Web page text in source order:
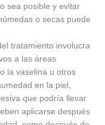
sea posible y evitar
o secas puede
tratamiento involucra
a las áreas
la vaselina u otros
en la piel,
que podría llevar
aplicarse después